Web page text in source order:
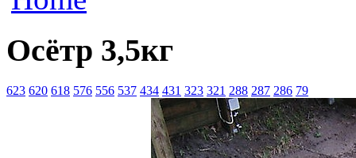
Осётр 3,5кг
623 620 618 576 556 537 434 431 323 321 288 287 286 79